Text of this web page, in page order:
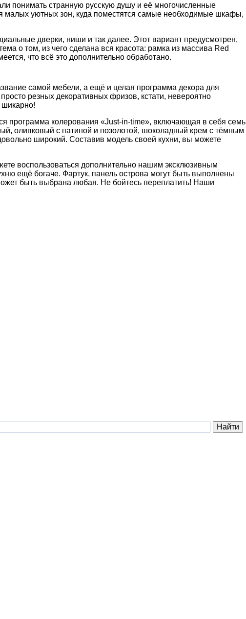
понимать странную русскую душу и её многочисленные
малых уютных зон, куда поместятся самые необходимые шкафы,
дверки, ниши и так далее. Этот вариант предусмотрен,
о том, из чего сделана вся красота: рамка из массива Red
что всё это дополнительно обработано.
самой мебели, а ещё и целая программа декора для
резных декоративных фризов, кстати, невероятно
шикарно!
программа колерования «Just-in-time», включающая в себя семь
оливковый с патиной и позолотой, шоколадный крем с тёмным
широкий. Составив модель своей кухни, вы можете
воспользоваться дополнительно нашим эксклюзивным
ещё богаче. Фартук, панель острова могут быть выполнены
быть выбрана любая. Не бойтесь переплатить! Наши